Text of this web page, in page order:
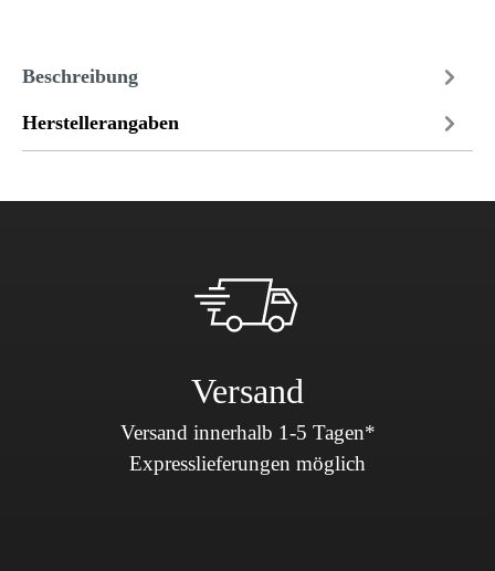
Beschreibung
Herstellerangaben
Versand
Versand innerhalb 1-5 Tagen*
Expresslieferungen möglich